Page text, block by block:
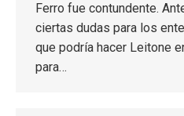
Ferro fue contundente.
ciertas dudas para los
que podría hacer Leitone
para…